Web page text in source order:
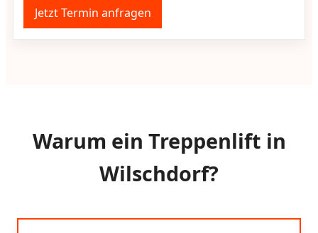
Jetzt Termin anfragen
Warum ein Treppenlift in
Wilschdorf?